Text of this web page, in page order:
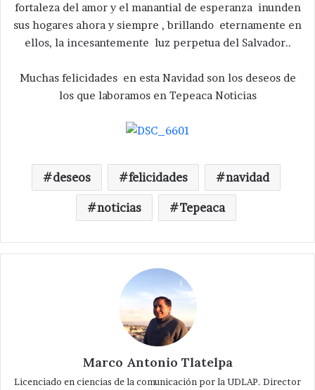
fortaleza del amor y el manantial de esperanza inunden
sus hogares ahora y siempre , brillando eternamente en
ellos, la incesantemente luz perpetua del Salvador..
Muchas felicidades en esta Navidad son los deseos de
los que laboramos en Tepeaca Noticias
deseos felicidades navidad
noticias Tepeaca
Marco Antonio Tlatelpa
Licenciado en ciencias de la comunicación por la UDLAP. Director